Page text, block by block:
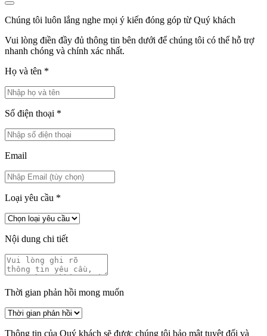
Chúng tôi luôn lắng nghe mọi ý kiến đóng góp từ Quý khách
Vui lòng điền đầy đủ thông tin bên dưới để chúng tôi có thể hỗ trợ
nhanh chóng và chính xác nhất.
Họ và tên *
Số điện thoại *
Email
Loại yêu cầu *
Nội dung chi tiết
Thời gian phản hồi mong muốn
Thông tin của Quý khách sẽ được chúng tôi bảo mật tuyệt đối và